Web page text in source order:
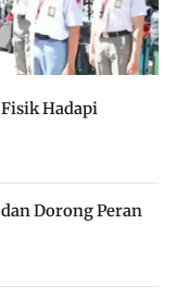
Hadapi
Dorong Peran